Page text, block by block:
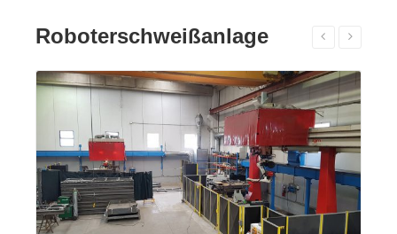
Die Abteilung ist mit zwei Roboterschweißanlagen
ausgestattet. Sie verfügt über Schweißsysteme mit
anthropomorphen Robotern, die größere Produktivität
und erhöhte Qualität bei den Schweißprozessen
ermöglichen.